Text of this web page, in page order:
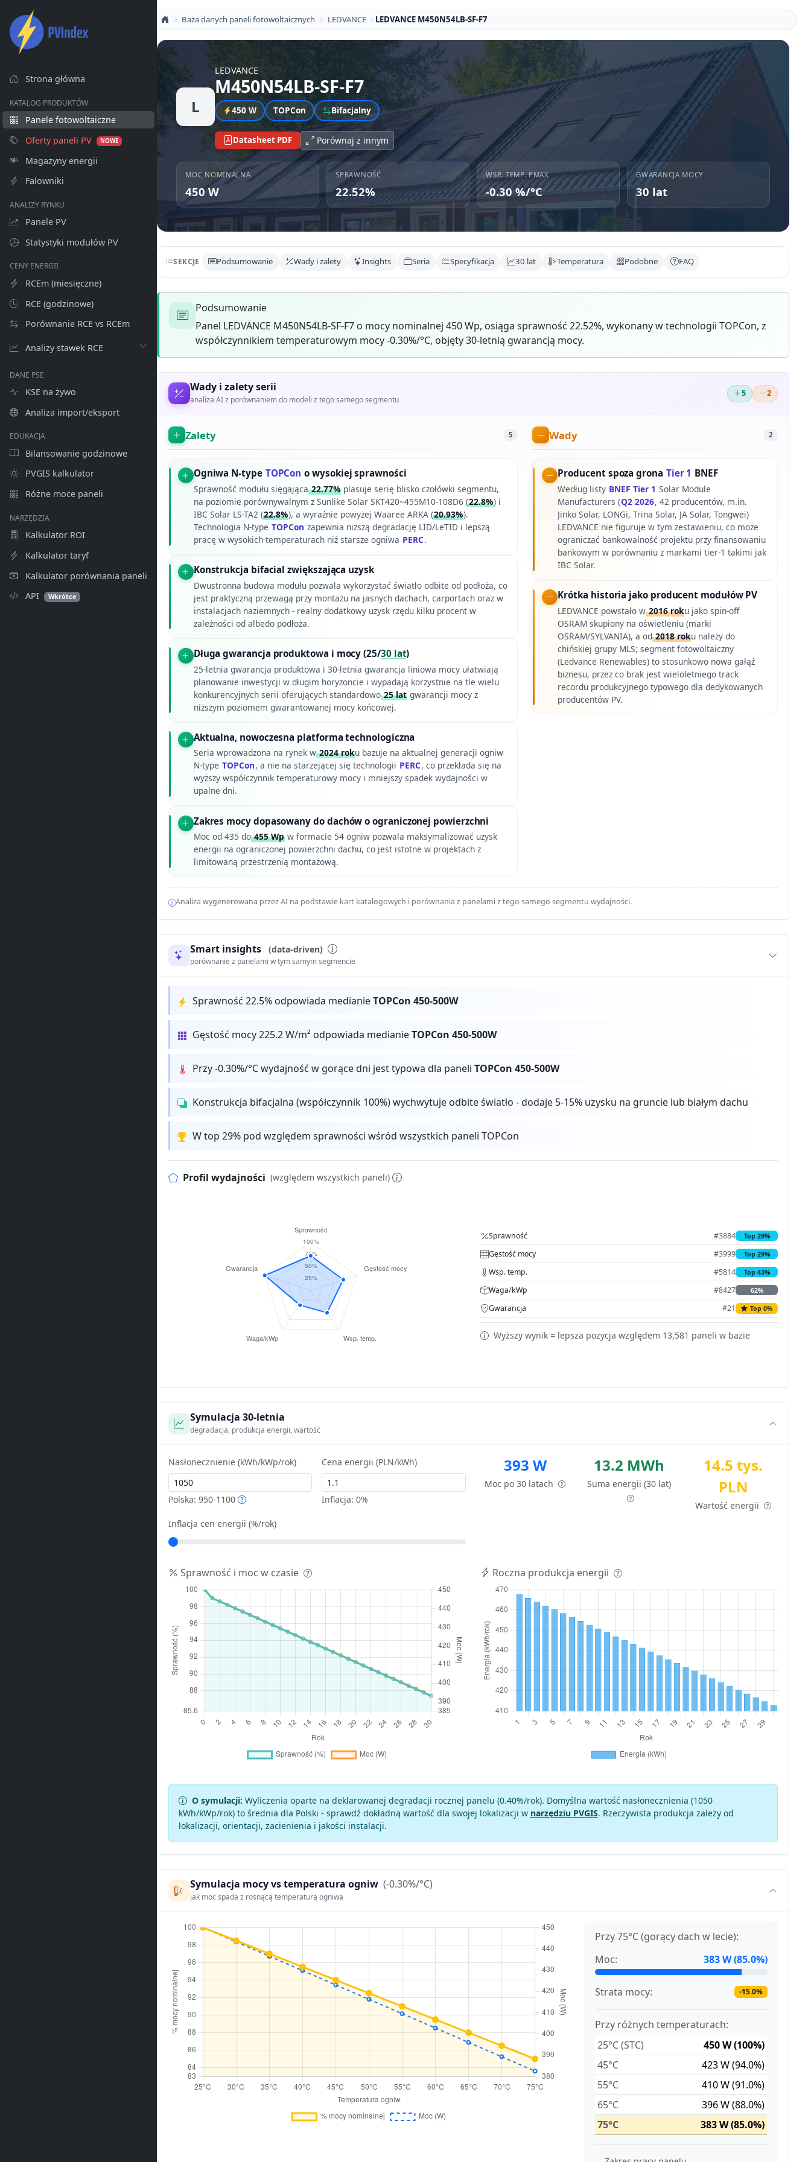
Strona główna
KATALOG PRODUKTÓW
Panele fotowoltaiczne
Oferty paneli PV
NOWE
Magazyny energii
Falowniki
ANALIZY RYNKU
Panele PV
Statystyki modułów PV
CENY ENERGII
RCEm (miesięczne)
RCE (godzinowe)
Porównanie RCE vs RCEm
Analizy stawek RCE
DANE PSE
KSE na żywo
Analiza import/eksport
EDUKACJA
Bilansowanie godzinowe
PVGIS kalkulator
Różne moce paneli
NARZĘDZIA
Kalkulator ROI
Kalkulator taryf
Kalkulator porównania paneli
API
Wkrótce
Baza danych paneli fotowoltaicznych LEDVANCE LEDVANCE M450N54LB-SF-F7
L
LEDVANCE
M450N54LB-SF-F7
450 W TOPCon Bifacjalny
Datasheet PDF Porównaj z innym
MOC NOMINALNA
450 W
SPRAWNOŚĆ
22.52%
WSP. TEMP. PMAX
-0.30 %/°C
GWARANCJA MOCY
30 lat
SEKCJE Podsumowanie Wady i zalety Insights Seria Specyfikacja 30 lat Temperatura Podobne FAQ
Podsumowanie
Panel LEDVANCE M450N54LB-SF-F7 o mocy nominalnej 450 Wp, osiąga sprawność 22.52%, wykonany w technologii TOPCon, z
współczynnikiem temperaturowym mocy -0.30%/°C, objęty 30-letnią gwarancją mocy.
Wady i zalety serii
analiza AI z porównaniem do modeli z tego samego segmentu
5 2
Zalety 5
Ogniwa N-type TOPCon o wysokiej sprawności
Sprawność modułu sięgająca22.77%plasuje serię blisko czołówki segmentu,
na poziomie porównywalnym z Sunlike Solar SKT420~455M10-108D6 (22.8%) i
IBC Solar LS-TA2 (22.8%), a wyraźnie powyżej Waaree ARKA (20.93%).
Technologia N-type TOPCon zapewnia niższą degradację LID/LeTID i lepszą
pracę w wysokich temperaturach niż starsze ogniwa PERC.
Konstrukcja bifacial zwiększająca uzysk
Dwustronna budowa modułu pozwala wykorzystać światło odbite od podłoża, co
jest praktyczną przewagą przy montażu na jasnych dachach, carportach oraz w
instalacjach naziemnych - realny dodatkowy uzysk rzędu kilku procent w
zależności od albedo podłoża.
Długa gwarancja produktowa i mocy (25/30 lat)
25-letnia gwarancja produktowa i 30-letnia gwarancja liniowa mocy ułatwiają
planowanie inwestycji w długim horyzoncie i wypadają korzystnie na tle wielu
konkurencyjnych serii oferujących standardowo25 latgwarancji mocy z
niższym poziomem gwarantowanej mocy końcowej.
Aktualna, nowoczesna platforma technologiczna
Seria wprowadzona na rynek w2024 roku bazuje na aktualnej generacji ogniw
N-type TOPCon, a nie na starzejącej się technologii PERC, co przekłada się na
wyższy współczynnik temperaturowy mocy i mniejszy spadek wydajności w
upalne dni.
Zakres mocy dopasowany do dachów o ograniczonej powierzchni
Moc od 435 do455 Wpw formacie 54 ogniw pozwala maksymalizować uzysk
energii na ograniczonej powierzchni dachu, co jest istotne w projektach z
limitowaną przestrzenią montażową.
Wady 2
Producent spoza grona Tier 1 BNEF
Według listy BNEF Tier 1 Solar Module
Manufacturers (Q2 2026, 42 producentów, m.in.
Jinko Solar, LONGi, Trina Solar, JA Solar, Tongwei)
LEDVANCE nie figuruje w tym zestawieniu, co może
ograniczać bankowalność projektu przy finansowaniu
bankowym w porównaniu z markami tier-1 takimi jak
IBC Solar.
Krótka historia jako producent modułów PV
LEDVANCE powstało w2016 roku jako spin-off
OSRAM skupiony na oświetleniu (marki
OSRAM/SYLVANIA), a od2018 roku należy do
chińskiej grupy MLS; segment fotowoltaiczny
(Ledvance Renewables) to stosunkowo nowa gałąź
biznesu, przez co brak jest wieloletniego track
recordu produkcyjnego typowego dla dedykowanych
producentów PV.
Analiza wygenerowana przez AI na podstawie kart katalogowych i porównania z panelami z tego samego segmentu wydajności.
Smart insights (data-driven)
porównanie z panelami w tym samym segmencie
Sprawność 22.5% odpowiada medianieTOPCon 450-500W
Gęstość mocy 225.2 W/m² odpowiada medianieTOPCon 450-500W
Przy -0.30%/°C wydajność w gorące dni jest typowa dla paneliTOPCon 450-500W
Konstrukcja bifacjalna (współczynnik 100%) wychwytuje odbite światło - dodaje 5-15% uzysku na gruncie lub białym dachu
W top 29% pod względem sprawności wśród wszystkich paneli TOPCon
Profil wydajności (względem wszystkich paneli)
Sprawność #3884 Top 29%
Gęstość mocy #3999 Top 29%
Wsp. temp. #5814 Top 43%
Waga/kWp #8427 62%
Gwarancja #21 Top 0%
Wyższy wynik = lepsza pozycja względem 13,581 paneli w bazie
Symulacja 30-letnia
degradacja, produkcja energii, wartość
Nasłonecznienie (kWh/kWp/rok)
Polska: 950-1100
Cena energii (PLN/kWh)
Inflacja:0%
Inflacja cen energii (%/rok)
393 W
Moc po 30 latach
13.2 MWh
Suma energii (30 lat)
14.5 tys.
PLN
Wartość energii
Sprawność i moc w czasie Roczna produkcja energii
O symulacji: Wyliczenia oparte na deklarowanej degradacji rocznej panelu (0.40%/rok). Domyślna wartość nasłonecznienia (1050
kWh/kWp/rok) to średnia dla Polski - sprawdź dokładną wartość dla swojej lokalizacji w narzędziu PVGIS. Rzeczywista produkcja zależy od
lokalizacji, orientacji, zacienienia i jakości instalacji.
Symulacja mocy vs temperatura ogniw (-0.30%/°C)
jak moc spada z rosnącą temperaturą ogniwa
Przy 75°C (gorący dach w lecie):
Moc:
383 W (85.0%)
Strata mocy: -15.0%
Przy różnych temperaturach:
25°C (STC)
450 W (100%)
45°C
423 W (94.0%)
55°C
410 W (91.0%)
65°C
396 W (88.0%)
75°C
383 W (85.0%)